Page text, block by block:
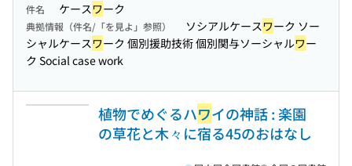
件名 ケースワーク
典拠情報（件名/「を見よ」参照） ソシアルケースワーク ソー
シャルケースワーク 個別援助技術 個別関与ソーシャルワー
ク Social case work
植物でめぐるハワイの神話 : 楽園
の草花と木々に宿る45のおはなし